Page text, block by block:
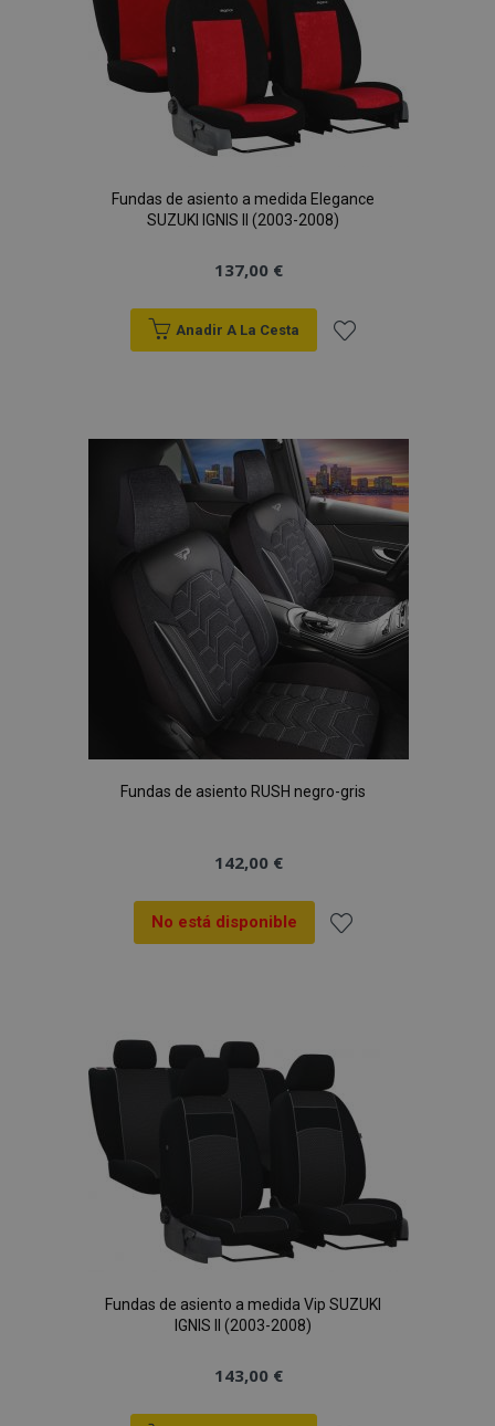
Deseos
Fundas de asiento a medida Elegance
SUZUKI IGNIS II (2003-2008)
137,00 €
Anadir A La Cesta
Lista
de
Deseos
Fundas de asiento RUSH negro-gris
142,00 €
No está disponible
Lista
de
Deseos
Fundas de asiento a medida Vip SUZUKI
IGNIS II (2003-2008)
143,00 €